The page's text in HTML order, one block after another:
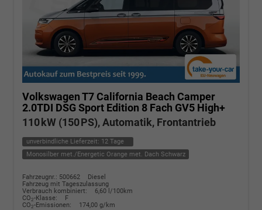
Volkswagen T7 California Beach Camper
2.0TDI DSG Sport Edition 8 Fach GV5 High+
110 kW (150 PS), Automatik, Frontantrieb
unverbindliche Lieferzeit: 12 Tage
Monosilber met./Energetic Orange met. Dach Schwarz
Fahrzeugnr.: 500662
Diesel
Fahrzeug mit Tageszulassung
Verbrauch kombiniert:
6,60 l/100km
CO2-Klasse:
F
CO2-Emissionen: 174,00 g/km